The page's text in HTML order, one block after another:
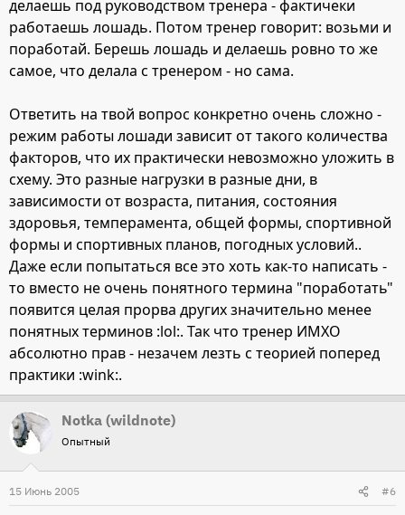
делаешь под руководством тренера - фактичеки
работаешь лошадь. Потом тренер говорит: возьми и
поработай. Берешь лошадь и делаешь ровно то же
самое, что делала с тренером - но сама.
Ответить на твой вопрос конкретно очень сложно -
режим работы лошади зависит от такого количества
факторов, что их практически невозможно уложить в
схему. Это разные нагрузки в разные дни, в
зависимости от возраста, питания, состояния
здоровья, темперамента, общей формы, спортивной
формы и спортивных планов, погодных условий..
Даже если попытаться все это хоть как-то написать -
то вместо не очень понятного термина "поработать"
появится целая прорва других значительно менее
понятных терминов :lol:. Так что тренер ИМХО
абсолютно прав - незачем лезть с теорией поперед
практики :wink:.
Notka (wildnote)
Опытный
15 Июнь 2005 #6